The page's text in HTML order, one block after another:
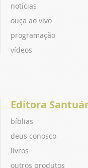
notícias
ouça ao vivo
programação
vídeos
Editora
bíblias
deus conosco
livros
outros produtos